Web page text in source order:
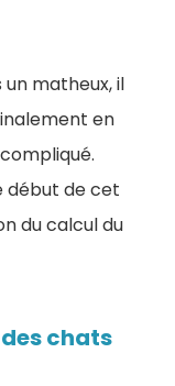
un matheux, il
en
début de cet
du calcul du
chats